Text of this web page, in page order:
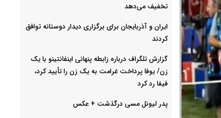
تخفیف می‌دهد
ایران و آذربایجان برای برگزاری دیدار دوستانه توافق
کردند
گزارش تلگراف درباره زابطه پنهانی اینفانتینو با یک
زن/ یوفا پرداخت غرامت به یک زن را تأیید کرد،
فیفا رد کرد
پدر لیونل مسی درگذشت + عکس